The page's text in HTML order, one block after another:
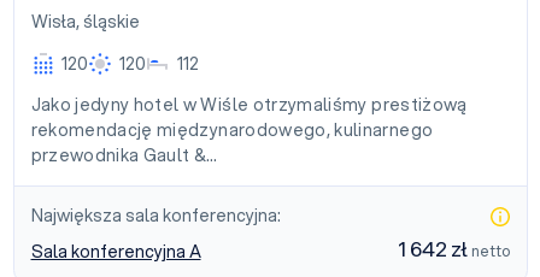
Wisła, śląskie
120
120
112
Jako jedyny hotel w Wiśle otrzymaliśmy prestiżową
rekomendację międzynarodowego, kulinarnego
przewodnika Gault &…
Największa sala konferencyjna:
Sala konferencyjna A
1 642 zł netto